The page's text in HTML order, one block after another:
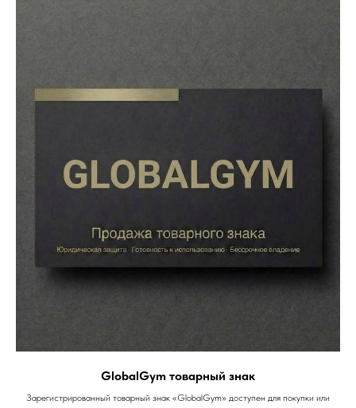
GlobalGym товарный знак
Зарегистрированный товарный знак «GlobalGym» доступен для покупки или